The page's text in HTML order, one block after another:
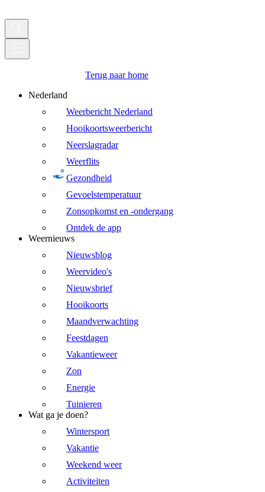
Terug naar home
Nederland
Weerbericht Nederland
Hooikoortsweerbericht
Neerslagradar
Weerflits
Gezondheid
Gevoelstemperatuur
Zonsopkomst en -ondergang
Ontdek de app
Weernieuws
Nieuwsblog
Weervideo's
Nieuwsbrief
Hooikoorts
Maandverwachting
Feestdagen
Vakantieweer
Zon
Energie
Tuinieren
Wat ga je doen?
Wintersport
Vakantie
Weekend weer
Activiteiten